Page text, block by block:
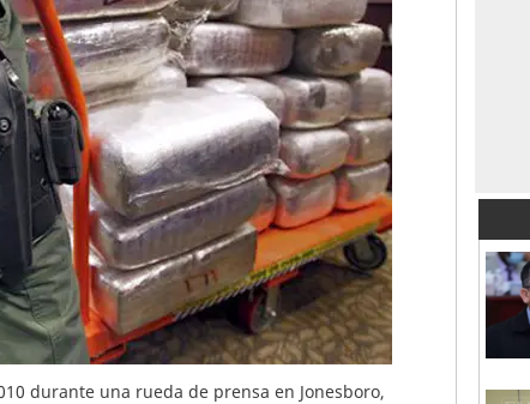
durante una rueda de prensa en Jonesboro,